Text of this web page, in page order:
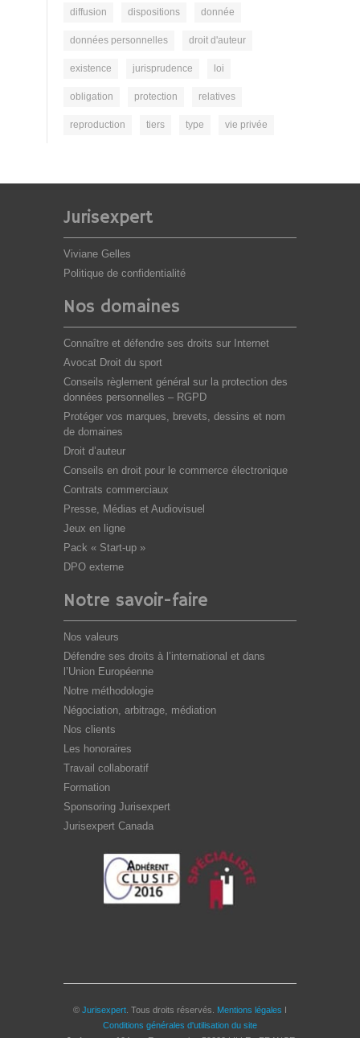
diffusion dispositions donnée
données personnelles droit d'auteur
existence jurisprudence loi
obligation protection relatives
reproduction tiers type vie privée
Jurisexpert
Viviane Gelles
Politique de confidentialité
Nos domaines
Connaître et défendre ses droits sur Internet
Avocat Droit du sport
Conseils règlement général sur la protection des
données personnelles – RGPD
Protéger vos marques, brevets, dessins et nom
de domaines
Droit d’auteur
Conseils en droit pour le commerce électronique
Contrats commerciaux
Presse, Médias et Audiovisuel
Jeux en ligne
Pack « Start-up »
DPO externe
Notre savoir-faire
Nos valeurs
Défendre ses droits à l’international et dans
l’Union Européenne
Notre méthodologie
Négociation, arbitrage, médiation
Nos clients
Les honoraires
Travail collaboratif
Formation
Sponsoring Jurisexpert
Jurisexpert Canada
© Jurisexpert . Tous droits réservés. Mentions légales I
Conditions générales d'utilisation du site